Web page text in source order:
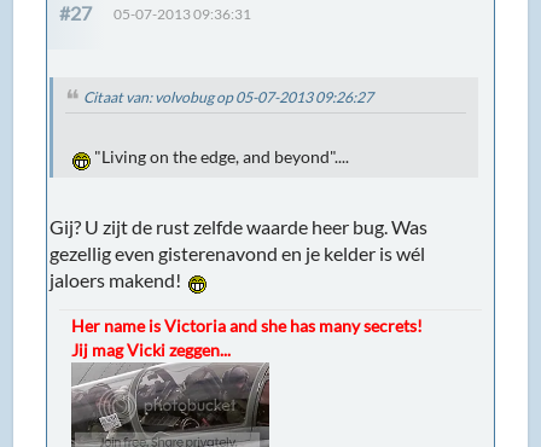
#27 05-07-2013 09:36:31
Citaat van: volvobug op 05-07-2013 09:26:27
"Living on the edge, and beyond"....
Gij? U zijt de rust zelfde waarde heer bug. Was
gezellig even gisterenavond en je kelder is wél
jaloers makend!
Her name is Victoria and she has many secrets!
Jij mag Vicki zeggen...